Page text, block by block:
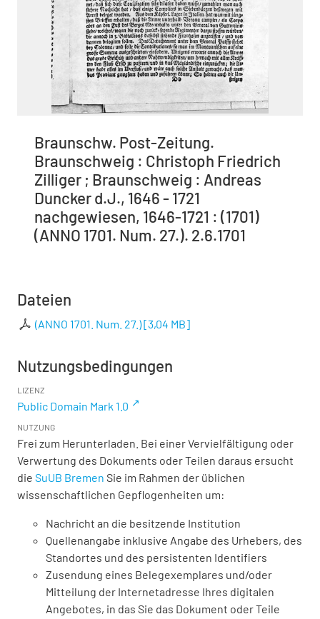
Braunschw. Post-Zeitung.
Braunschweig : Christoph Friedrich
Zilliger ; Braunschweig : Andreas
Duncker d.J., 1646 - 1721
nachgewiesen, 1646-1721 : (1701)
(ANNO 1701. Num. 27.). 2.6.1701
Dateien
(ANNO 1701. Num. 27.)[3,04 MB]
Nutzungsbedingungen
LIZENZ
Public Domain Mark 1.0
NUTZUNG
Frei zum Herunterladen. Bei einer Vervielfältigung oder
Verwertung des Dokuments oder Teilen daraus ersucht
die SuUB Bremen Sie im Rahmen der üblichen
wissenschaftlichen Gepflogenheiten um:
Nachricht an die besitzende Institution
Quellenangabe inklusive Angabe des Urhebers, des
Standortes und des persistenten Identifiers
Zusendung eines Belegexemplares und/oder
Mitteilung der Internetadresse Ihres digitalen
Angebotes, in das Sie das Dokument oder Teile